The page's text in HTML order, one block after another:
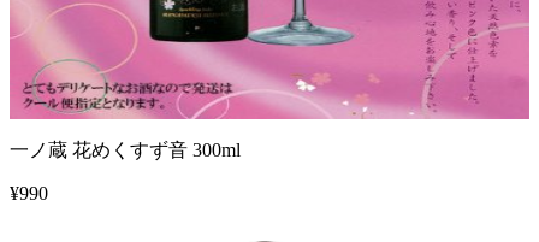
一ノ蔵 花めくすず音 300ml
¥990